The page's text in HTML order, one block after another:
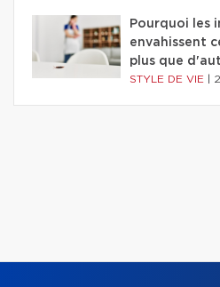
Pourquoi les
envahissent
plus que
STYLE DE VIE